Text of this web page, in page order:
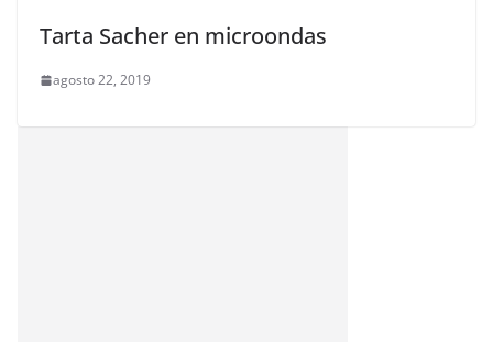
Tarta Sacher en microondas
agosto 22, 2019